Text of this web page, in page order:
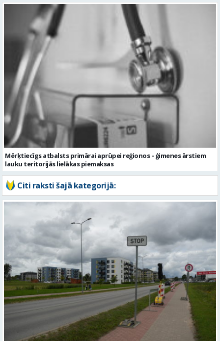
Mērķtiecīgs atbalsts primārai aprūpei reģionos – ģimenes ārstiem
lauku teritorijās lielākas piemaksas
Citi raksti šajā kategorijā: